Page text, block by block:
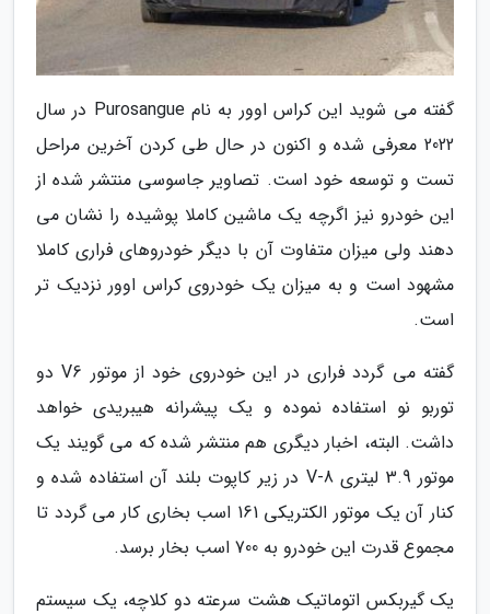
گفته می شوید این کراس اوور به نام Purosangue در سال
2022 معرفی شده و اکنون در حال طی کردن آخرین مراحل
تست و توسعه خود است. تصاویر جاسوسی منتشر شده از
این خودرو نیز اگرچه یک ماشین کاملا پوشیده را نشان می
دهند ولی میزان متفاوت آن با دیگر خودروهای فراری کاملا
مشهود است و به میزان یک خودروی کراس اوور نزدیک تر
است.
گفته می گردد فراری در این خودروی خود از موتور V6 دو
توربو نو استفاده نموده و یک پیشرانه هیبریدی خواهد
داشت. البته، اخبار دیگری هم منتشر شده که می گویند یک
موتور 3.9 لیتری V-8 در زیر کاپوت بلند آن استفاده شده و
کنار آن یک موتور الکتریکی 161 اسب بخاری کار می گردد تا
مجموع قدرت این خودرو به 700 اسب بخار برسد.
یک گیربکس اتوماتیک هشت سرعته دو کلاچه، یک سیستم